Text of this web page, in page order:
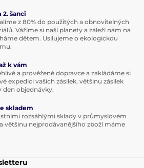
2. šanci
z 80% do použitých a obnovitelných
Vážíme si naší planety a záleží nám na
dětem. Usilujeme o ekologickou
k vám
a prověžené dopravce a zakládáme si
expedici vašich zásilek, většinu zásilek
den objednávky.
skladem
rozsáhlými sklady v průmyslovém
většinu nejprodávanějšího zboží máme